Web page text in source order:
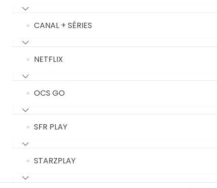
CANAL + SÉRIES
NETFLIX
OCS GO
SFR PLAY
STARZPLAY